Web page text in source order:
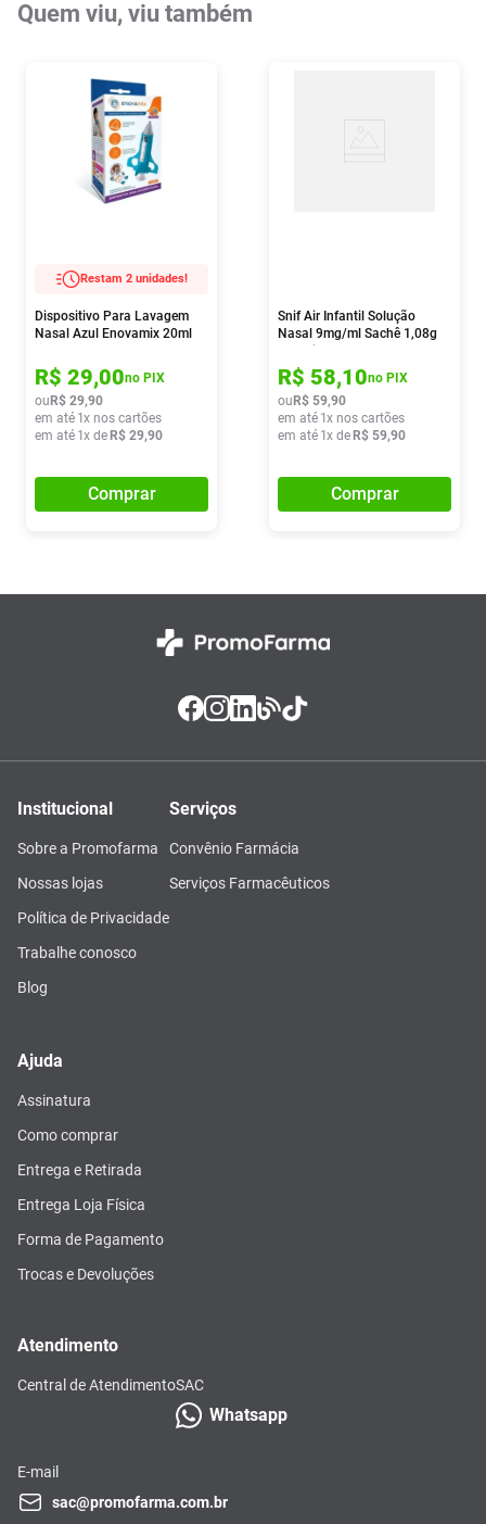
Quem viu, viu também
Restam 2 unidades!
Dispositivo Para Lavagem
Nasal Azul Enovamix 20ml
R$ 29,00no PIX
ou R$ 29,90
em até 1x nos cartões
em até 1x de R$ 29,90
Comprar
Snif Air Infantil Solução
Nasal 9mg/ml Sachê 1,08g
120ml
R$ 58,10no PIX
ou R$ 59,90
em até 1x nos cartões
em até 1x de R$ 59,90
Comprar
Institucional
Sobre a Promofarma
Nossas lojas
Política de Privacidade
Trabalhe conosco
Blog
Serviços
Convênio Farmácia
Serviços Farmacêuticos
Ajuda
Assinatura
Como comprar
Entrega e Retirada
Entrega Loja Física
Forma de Pagamento
Trocas e Devoluções
Atendimento
Central de AtendimentoSAC
Whatsapp
E-mail
sac@promofarma.com.br